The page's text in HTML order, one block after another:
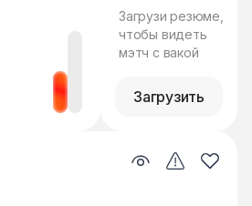
Загрузи резюме,
чтобы видеть
мэтч с вакой
Загрузить